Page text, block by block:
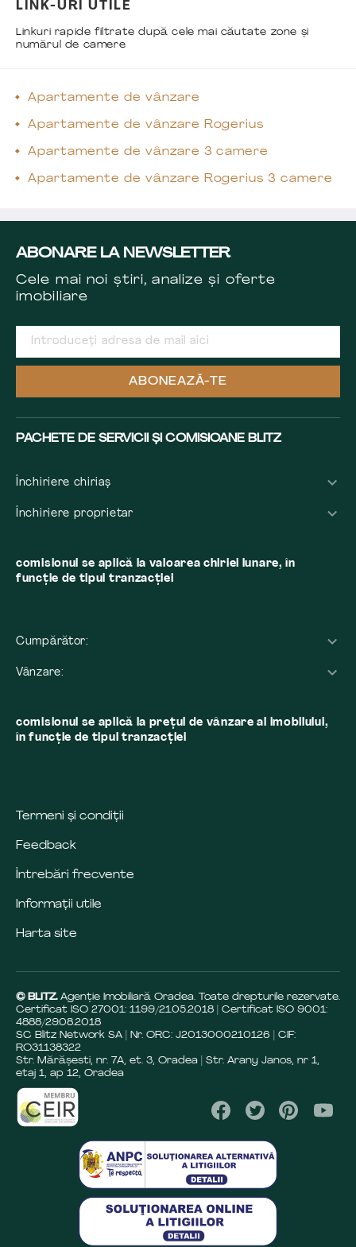
LINK-URI UTILE
Linkuri rapide filtrate după cele mai căutate zone și
numărul de camere
Apartamente de vânzare
Apartamente de vânzare Rogerius
Apartamente de vânzare 3 camere
Apartamente de vânzare Rogerius 3 camere
ABONARE LA NEWSLETTER
Cele mai noi știri, analize și oferte
imobiliare
ABONEAZĂ-TE
PACHETE DE SERVICII ȘI COMISIOANE BLITZ
Închiriere chiriaș
Închiriere proprietar
comisionul se aplică la valoarea chiriei lunare, în
funcție de tipul tranzacției
Cumpărător:
Vânzare:
comisionul se aplică la preţul de vânzare al imobilului,
în funcţie de tipul tranzacţiei
Termeni și condiții
Feedback
Întrebări frecvente
Informații utile
Harta site
© BLITZ. Agenție Imobiliară Oradea. Toate drepturile rezervate.
Certificat ISO 27001: 1199/21.05.2018 | Certificat ISO 9001:
4888/29.08.2018
SC Blitz Network SA | Nr. ORC: J2013000210126 | CIF:
RO31138322
Str. Mărășesti, nr. 7A, et. 3, Oradea | Str. Arany Janos, nr 1,
etaj 1, ap 12, Oradea